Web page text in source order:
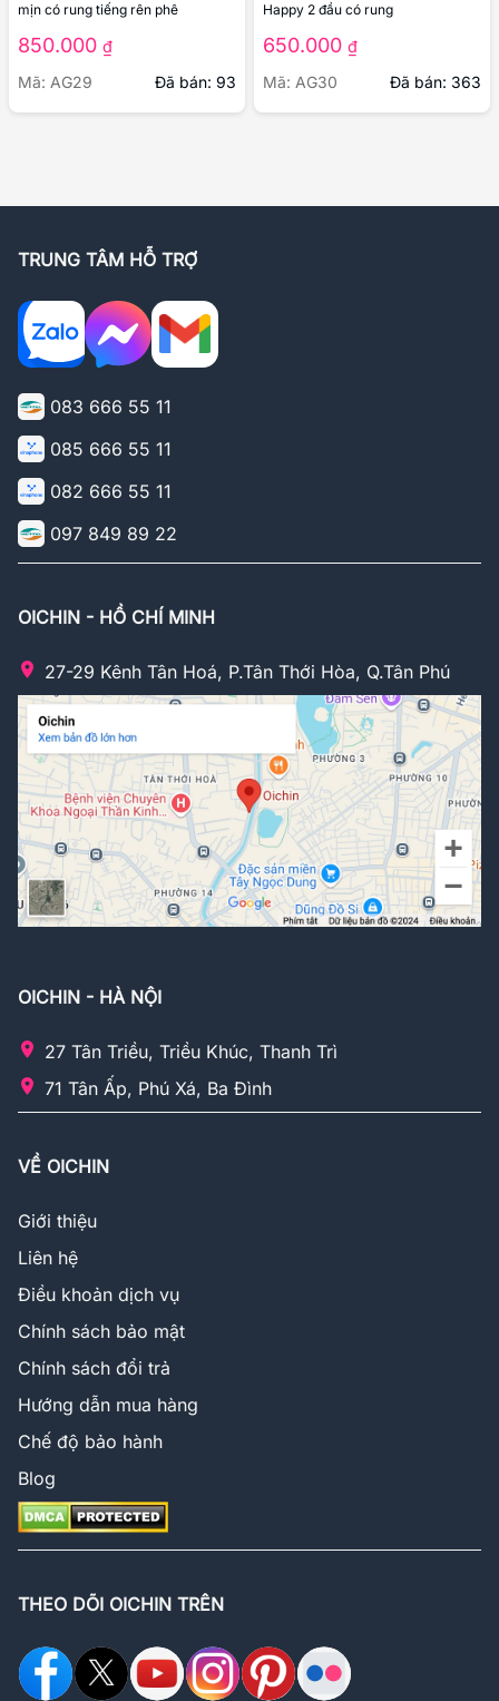
mịn có rung tiếng rên phê
850.000 ₫
Mã: AG29
Đã bán: 93
Happy 2 đầu có rung
650.000 ₫
Mã: AG30
Đã bán: 363
TRUNG TÂM HỖ TRỢ
083 666 55 11
085 666 55 11
082 666 55 11
097 849 89 22
OICHIN - HỒ CHÍ MINH
27-29 Kênh Tân Hoá, P.Tân Thới Hòa, Q.Tân Phú
OICHIN - HÀ NỘI
27 Tân Triều, Triều Khúc, Thanh Trì
71 Tân Ấp, Phú Xá, Ba Đình
VỀ OICHIN
Giới thiệu
Liên hệ
Điều khoản dịch vụ
Chính sách bảo mật
Chính sách đổi trả
Hướng dẫn mua hàng
Chế độ bảo hành
Blog
THEO DÕI OICHIN TRÊN